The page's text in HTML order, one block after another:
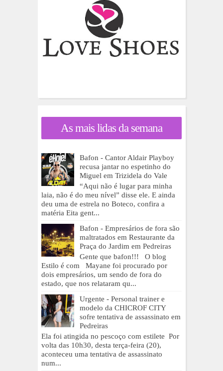
As mais lidas da semana
Bafon - Cantor Aldair Playboy
recusa jantar no espetinho do
Miguel em Trizidela do Vale
“Aqui não é lugar para minha
laia, não é do meu nível” disse ele. E ainda
deu uma de estrela no Boteco, confira a
matéria Eita gent...
Bafon - Empresários de fora são
maltratados em Restaurante da
Praça do Jardim em Pedreiras
Gente que bafon!!! O blog
Estilo é com Mayane foi procurado por
dois empresários, um sendo de fora do
estado, que nos relataram qu...
Urgente - Personal trainer e
modelo da CHICROF CITY
sofre tentativa de assassinato em
Pedreiras
Ela foi atingida no pescoço com estilete Por
volta das 10h30, desta terça-feira (20),
aconteceu uma tentativa de assassinato
num...